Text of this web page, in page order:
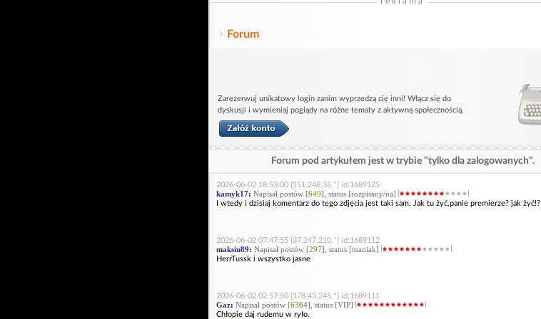
Forum
Zarezerwuj unikatowy login zanim wyprzedzą cię inni! Włącz się do
dyskusji i wymieniaj poglądy na różne tematy z aktywną społecznością.
Forum pod artykułem jest w trybie "tylko dla zalogowanych".
2026-06-02 18:55:00 [151.248.35.*] id:1689125
kamyk17: Napisał postów [649], status [rozpisany/na]
I wtedy i dzisiaj komentarz do tego zdjęcia jest taki sam. Jak tu żyć,panie premierze? jak żyć!?
2026-06-02 07:47:55 [37.247.210.*] id:1689112
maksiu89: Napisał postów [297], status [maniak]
HerrTussk i wszystko jasne
2026-06-02 02:57:50 [178.43.245.*] id:1689111
Gaz: Napisał postów [6364], status [VIP]
Chłopie daj rudemu w ryło.